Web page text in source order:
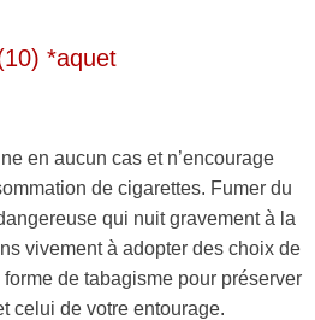
*aquet
en aucun cas et n’encourage
de cigarettes. Fumer du
qui nuit gravement à la
vivement à adopter des choix de
de tabagisme pour préserver
celui de votre entourage.